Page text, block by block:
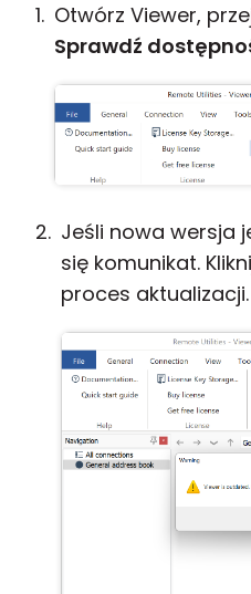
Otwórz Viewer,
Sprawdź
Jeśli nowa wersja
się komunikat.
proces aktualizacji.